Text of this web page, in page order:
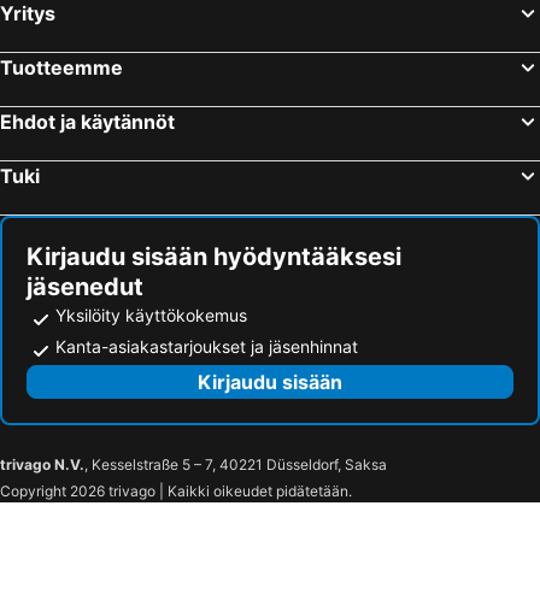
Yritys
Tuotteemme
Ehdot ja käytännöt
Tuki
Kirjaudu sisään hyödyntääksesi
jäsenedut
Yksilöity käyttökokemus
Kanta-asiakastarjoukset ja jäsenhinnat
Kirjaudu sisään
trivago N.V., Kesselstraße 5 – 7, 40221 Düsseldorf, Saksa
Copyright 2026 trivago | Kaikki oikeudet pidätetään.